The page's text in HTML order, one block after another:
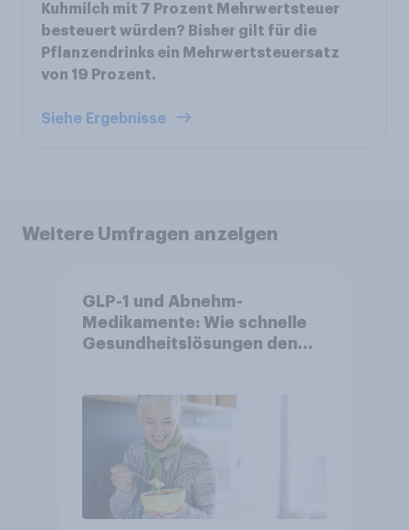
Kuhmilch mit 7 Prozent Mehrwertsteuer
besteuert würden? Bisher gilt für die
Pflanzendrinks ein Mehrwertsteuersatz
von 19 Prozent.
Siehe Ergebnisse
Weitere Umfragen anzeigen
GLP-1 und Abnehm-
Medikamente: Wie schnelle
Gesundheitslösungen den